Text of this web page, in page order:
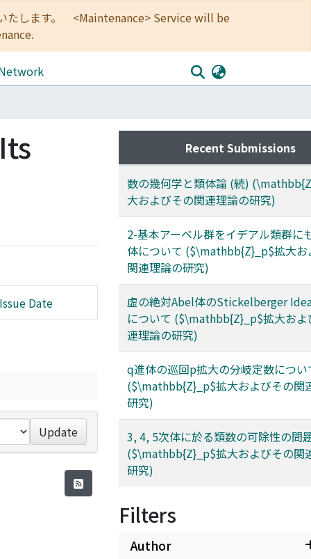
たします。 <Maintenance> Service will be
Date
Update
Recent Submissions
数の幾何学と類体論 (続)
大およびその関連理論の研究)
2-基本アーベル群をイデアル類群に
体について ($\mathbb{Z}_p$拡大お
関連理論の研究)
虚の絶対Abel体のStickelberger
について ($\mathbb{Z}_p$拡大およ
連理論の研究)
q進体の巡回p拡大の分岐定数につい
($\mathbb{Z}_p$拡大およびその関
研究)
3, 4, 5次体に於る類数の可除性の問
($\mathbb{Z}_p$拡大およびその関
研究)
Filters
Author